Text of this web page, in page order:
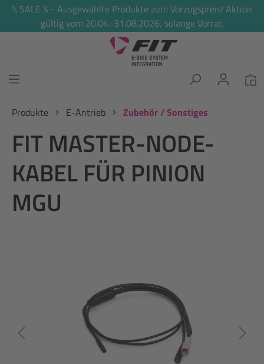
springen
% SALE % - Ausgewählte Produkte zum Vorzugspreis! Aktion
gültig vom 20.04.-31.08.2026, solange Vorrat.
Produkte E-Antrieb Zubehör / Sonstiges
FIT MASTER-NODE-
KABEL FÜR PINION
MGU